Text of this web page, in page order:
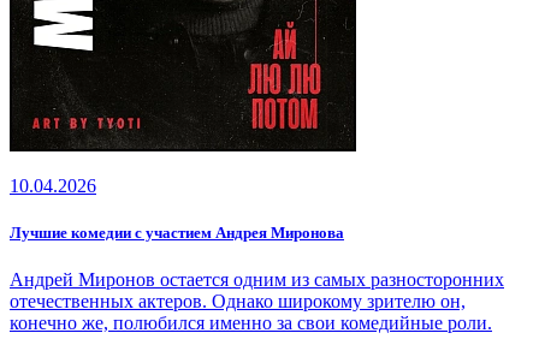
10.04.2026
Лучшие комедии с участием Андрея Миронова
Андрей Миронов остается одним из самых разносторонних
отечественных актеров. Однако широкому зрителю он,
конечно же, полюбился именно за свои комедийные роли.